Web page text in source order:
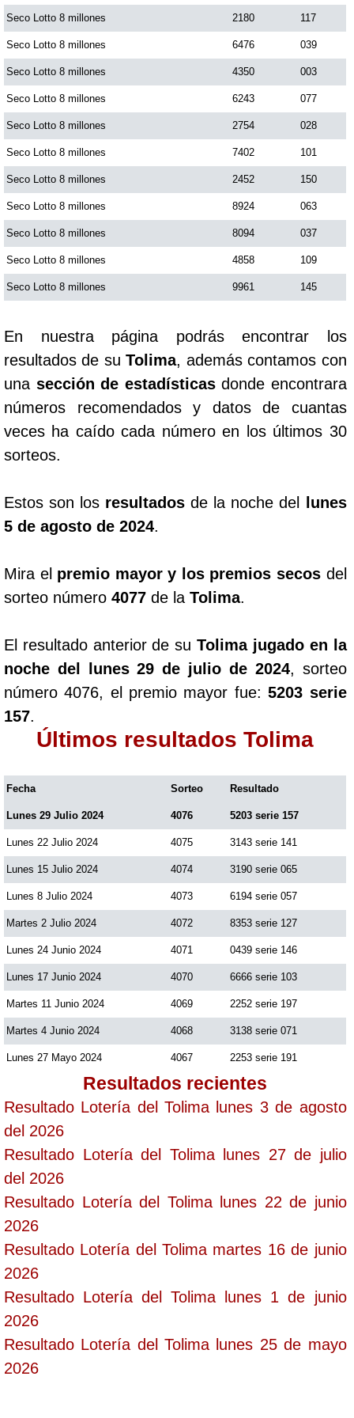
Saman de la suerte
Sinuano Día
Sinuano Noche
Super Chontico Noche
Seco Lotto 8 millones 2180 117
Seco Lotto 8 millones 6476 039
Seco Lotto 8 millones 4350 003
Seco Lotto 8 millones 6243 077
Seco Lotto 8 millones 2754 028
Seco Lotto 8 millones 7402 101
Seco Lotto 8 millones 2452 150
Seco Lotto 8 millones 8924 063
Seco Lotto 8 millones 8094 037
Seco Lotto 8 millones 4858 109
Seco Lotto 8 millones 9961 145
En nuestra página podrás encontrar los
resultados de suTolima, además contamos con
una sección de estadísticasdonde encontrara
números recomendados y datos de cuantas
veces ha caído cada número en los últimos 30
sorteos.
Estos son los resultados de la noche del
lunes
5 de agosto de 2024.
Mira el premio mayor y los premios secosdel
sorteo número 4077 de la Tolima.
El resultado anterior de suTolima jugado en la
noche del lunes 29 de julio de 2024, sorteo
número 4076, el premio mayor fue:5203 serie
157.
Últimos resultados Tolima
Fecha Sorteo Resultado
Lunes 29 Julio 2024 4076 5203 serie 157
Lunes 22 Julio 2024 4075 3143 serie 141
Lunes 15 Julio 2024 4074 3190 serie 065
Lunes 8 Julio 2024 4073 6194 serie 057
Martes 2 Julio 2024 4072 8353 serie 127
Lunes 24 Junio 2024 4071 0439 serie 146
Lunes 17 Junio 2024 4070 6666 serie 103
Martes 11 Junio 2024 4069 2252 serie 197
Martes 4 Junio 2024 4068 3138 serie 071
Lunes 27 Mayo 2024 4067 2253 serie 191
Resultados recientes
Resultado Lotería del Tolima lunes 3 de agosto
del 2026
Resultado Lotería del Tolima lunes 27 de julio
del 2026
Resultado Lotería del Tolima lunes 22 de junio
2026
Resultado Lotería del Tolima martes 16 de junio
2026
Resultado Lotería del Tolima lunes 1 de junio
2026
Resultado Lotería del Tolima lunes 25 de mayo
2026